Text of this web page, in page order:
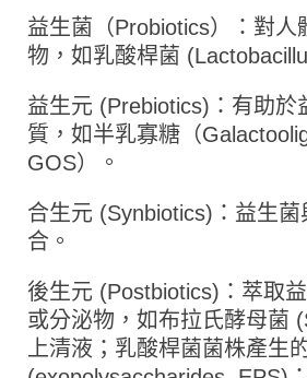
益生菌（Probiotics）：對人
物，如乳酸桿菌
益生元 (Prebiotics)：有助於
質，如半乳寡糖（
GOS）。
合生元 (Synbiotics)：益生菌
合。
後生元 (Postbiotics)：萃取
或分泌物，如布拉氏酵母菌
上清液；乳酸桿菌菌株產生